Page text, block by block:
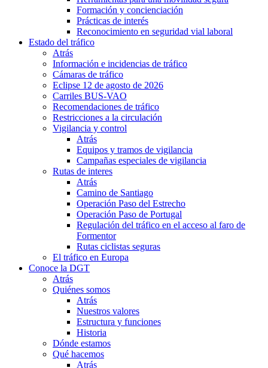
Formación y concienciación
Prácticas de interés
Reconocimiento en seguridad vial laboral
Estado del tráfico
Atrás
Información e incidencias de tráfico
Cámaras de tráfico
Eclipse 12 de agosto de 2026
Carriles BUS-VAO
Recomendaciones de tráfico
Restricciones a la circulación
Vigilancia y control
Atrás
Equipos y tramos de vigilancia
Campañas especiales de vigilancia
Rutas de interes
Atrás
Camino de Santiago
Operación Paso del Estrecho
Operación Paso de Portugal
Regulación del tráfico en el acceso al faro de
Formentor
Rutas ciclistas seguras
El tráfico en Europa
Conoce la DGT
Atrás
Quiénes somos
Atrás
Nuestros valores
Estructura y funciones
Historia
Dónde estamos
Qué hacemos
Atrás